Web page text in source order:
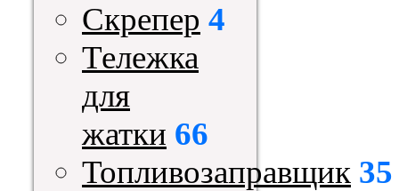
Скрепер 4
Тележка
для
жатки 66
Топливозаправщик 35